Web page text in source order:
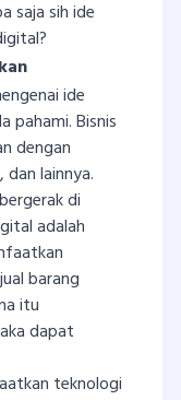
saja sih ide
ide
pahami. Bisnis
dengan
lainnya.
di
adalah
barang
itu
dapat
teknologi